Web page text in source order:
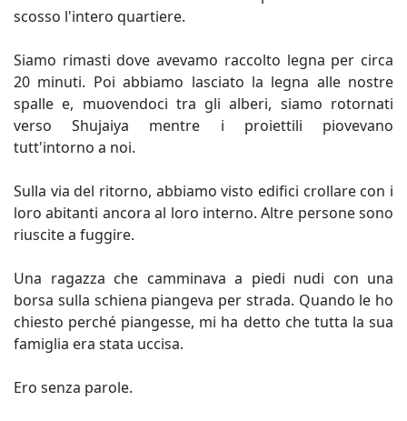
scosso l'intero quartiere.
Siamo rimasti dove avevamo raccolto legna per circa
20 minuti. Poi abbiamo lasciato la legna alle nostre
spalle e, muovendoci tra gli alberi, siamo rotornati
verso Shujaiya mentre i proiettili piovevano
tutt'intorno a noi.
Sulla via del ritorno, abbiamo visto edifici crollare con i
loro abitanti ancora al loro interno. Altre persone sono
riuscite a fuggire.
Una ragazza che camminava a piedi nudi con una
borsa sulla schiena piangeva per strada. Quando le ho
chiesto perché piangesse, mi ha detto che tutta la sua
famiglia era stata uccisa.
Ero senza parole.